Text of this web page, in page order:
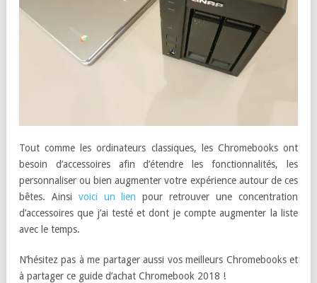
Tout comme les ordinateurs classiques, les Chromebooks ont
besoin d’accessoires afin d’étendre les fonctionnalités, les
personnaliser ou bien augmenter votre expérience autour de ces
bêtes. Ainsi voici un lien pour retrouver une concentration
d’accessoires que j’ai testé et dont je compte augmenter la liste
avec le temps.
N’hésitez pas à me partager aussi vos meilleurs Chromebooks et
à partager ce guide d’achat Chromebook 2018 !